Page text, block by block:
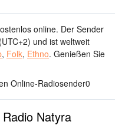
online. Der Sender
(UTC+2) und ist weltweit
, Folk, Ethno. Genießen Sie
Online-Radiosender0
Natyra